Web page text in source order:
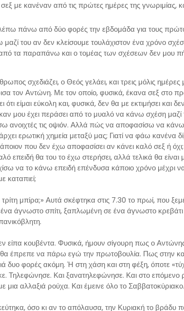
με κανέναν από τις πρώτες ημέρες της γνωριμίας,
πάνω από δύο φορές την εβδομάδα για τους
του αν δεν κλείσουμε τουλάχιστον ένα χρόνο
τα παραπάνω και ο τομέας των σχέσεων δεν μου
σχεδιάζει, ο Θεός γελάει, και τρεις μόλις
τον Αντώνη. Με τον οποίο, φυσικά, έκανα σεξ στο
ότι είμαι εύκολη και, φυσικά, δεν θα με εκτιμήσει και
μου έχει περάσει από το μυαλό να κάνω σχέση μαζί
ανοιχτές τις οψιόν. Αλλά πώς να αποφασίσω να
ερωτική χημεία μεταξύ μας; Γιατί να φάω κανένα
που δεν έχω αποφασίσει αν κάνει καλό σεξ ή
επειδή θα του το έχω στερήσει, αλλά τελικά θα είναι
να το κάνω επειδή επένδυσα κάποιο χρόνο μέχρι να
καταπιεί;
τρίτη μπίρα;» Αυτά σκέφτηκα στις 7.30 το πρωί, που
άγνωστο σπίτι, ξαπλωμένη σε ένα άγνωστο
είπα κουβέντα. Φυσικά, ήμουν σίγουρη πως ο
έπρεπε να πάρω εγώ την πρωτοβουλία. Πως στην
δυο φορές ακόμη. Ή στη χάση και στη φέξη, όποτε
Τηλεφώνησε. Και ξανατηλεφώνησε. Και στο
μια αλλαξιά ρούχα. Και έμεινε όλο το Σαββατοκύριακο.
όσο κι αν το απόλαυσα, την Κυριακή το βράδυ